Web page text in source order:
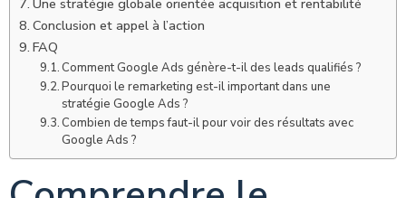
Une stratégie globale orientée acquisition et rentabilité
Conclusion et appel à l’action
FAQ
Comment Google Ads génère-t-il des leads qualifiés ?
Pourquoi le remarketing est-il important dans une
stratégie Google Ads ?
Combien de temps faut-il pour voir des résultats avec
Google Ads ?